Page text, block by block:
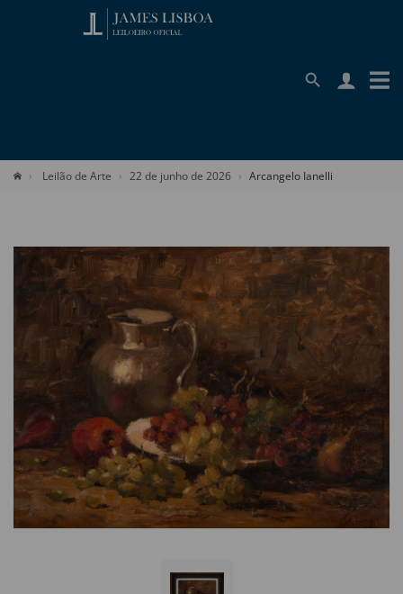
Leilão de Arte 22 de junho de 2026 Arcangelo Ianelli